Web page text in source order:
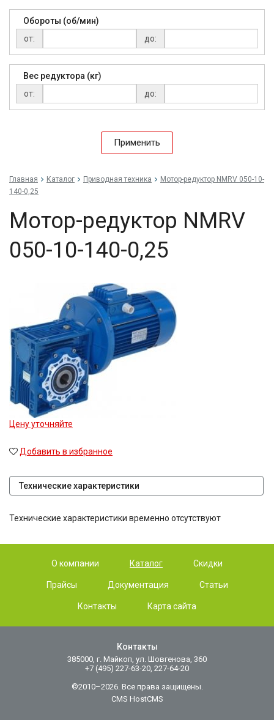
Обороты (об/мин)
от:
до:
Вес редуктора (кг)
от:
до:
Применить
Главная Каталог Приводная техника
Мо­тор-ре­дук­тор NMRV 050-10-
140-0,25
Мо­тор-ре­дук­тор NMRV
050-10-140-0,25
Цену уточняйте
Добавить в избранное
Технические характеристики
Технические характеристики временно отсутствуют
О компании Каталог Скидки
Прайсы Документация Статьи
Контакты Карта сайта
Контакты
385000, г. Майкоп, ул. Шовгенова, 360
+7 (495) 227-63-20, 227-64-20
©2010–2026. Все права защищены.
CMS HostCMS